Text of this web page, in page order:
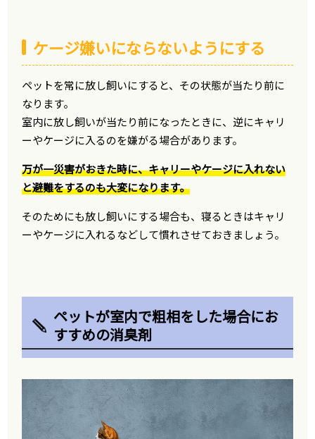
ケージ嫌いにならないようにする
ペットを常に放し飼いにすると、その状態が当たり前に
なります。
室内に放し飼いが当たり前になったときに、逆にキャリ
ーやケージに入るのを嫌がる場合があります。
万が一災害がおきた時に、キャリーやケージに入れない
と避難をするのも大変になります。
そのためにも放し飼いにする場合も、寝るときはキャリ
ーやケージに入れるなどして慣れさせておきましょう。
ペットが室内で粗相をした場合にお
すすめの消臭剤